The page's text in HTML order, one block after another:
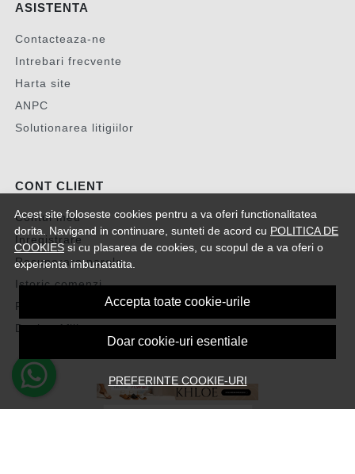
Acest site foloseste cookies pentru a va oferi functionalitatea
dorita. Navigand in continuare, sunteti de acord cu POLITICA DE
COOKIESsi cu plasarea de cookies, cu scopul de a va oferi o
experienta imbunatatita.
Accepta toate cookie-urile
Doar cookie-uri esentiale
PREFERINTE COOKIE-URI
ASISTENTA
Contacteaza-ne
Intrebari frecvente
Harta site
ANPC
Solutionarea litigiilor
CONT CLIENT
Contul meu
Inregistrare
Recuperare parola
Istoric comenzi
Produse favorite
Devino Afiliat